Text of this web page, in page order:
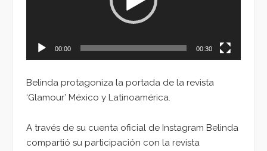
00:00 00:30
Belinda protagoniza la portada de la revista
‘Glamour’ México y Latinoamérica.
A través de su cuenta oficial de Instagram Belinda
compartió su participación con la revista